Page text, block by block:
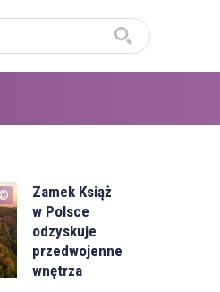
Zamek Książ
w Polsce
odzyskuje
przedwojenne
wnętrza